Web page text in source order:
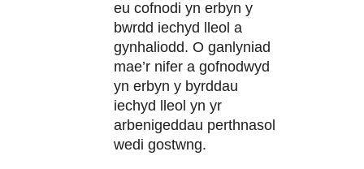
eu cofnodi yn erbyn y
bwrdd iechyd lleol a
gynhaliodd. O ganlyniad
mae’r nifer a gofnodwyd
yn erbyn y byrddau
iechyd lleol yn yr
arbenigeddau perthnasol
wedi gostwng.